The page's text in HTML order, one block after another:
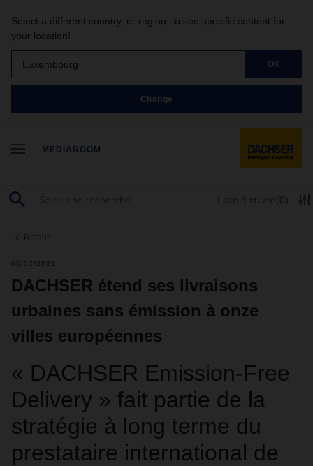
Select a different country, or region, to see specific content for
your location!
Luxembourg OK
Change
MEDIAROOM
Liste à suivre(0)
Retour
06/07/2021
DACHSER étend ses livraisons
urbaines sans émission à onze
villes européennes
« DACHSER Emission-Free
Delivery » fait partie de la
stratégie à long terme du
prestataire international de